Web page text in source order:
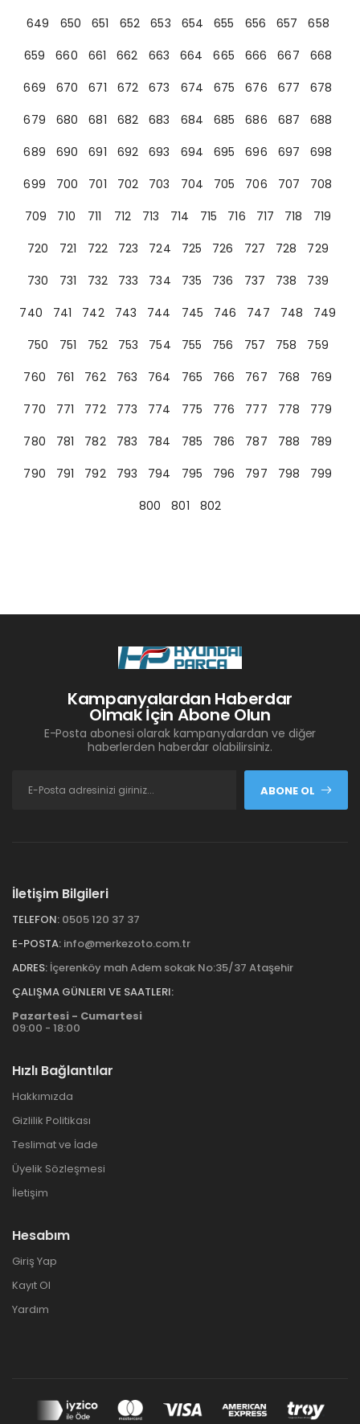
649
650 651 652 653 654 655 656 657
658
659
660 661 662 663 664 665 666 667
668
669
670 671 672 673 674 675 676 677
678
679
680 681 682 683 684 685 686 687
688
689
690 691 692 693 694 695 696 697
698
699
700 701 702 703 704 705 706 707
708
709
710 711 712 713 714 715 716 717 718
719
720
721 722 723 724 725 726 727 728
729
730
731 732 733 734 735 736 737 738
739
740
741 742 743 744 745 746 747 748
749
750
751 752 753 754 755 756 757 758
759
760
761 762 763 764 765 766 767 768
769
770
771 772 773 774 775 776 777 778
779
780
781 782 783 784 785 786 787 788
789
790
791 792 793 794 795 796 797 798
799
800
801 802
Kampanyalardan Haberdar
Olmak İçin Abone Olun
E-Posta abonesi olarak kampanyalardan ve diğer
haberlerden haberdar olabilirsiniz.
ABONE OL
İletişim Bilgileri
TELEFON: 0505 120 37 37
E-POSTA: info@merkezoto.com.tr
ADRES: İçerenköy mah Adem sokak No:35/37 Ataşehir
ÇALIŞMA GÜNLERI VE SAATLERI:
Pazartesi - Cumartesi
09:00 - 18:00
Hızlı Bağlantılar
Hakkımızda
Gizlilik Politikası
Teslimat ve İade
Üyelik Sözleşmesi
İletişim
Hesabım
Giriş Yap
Kayıt Ol
Yardım